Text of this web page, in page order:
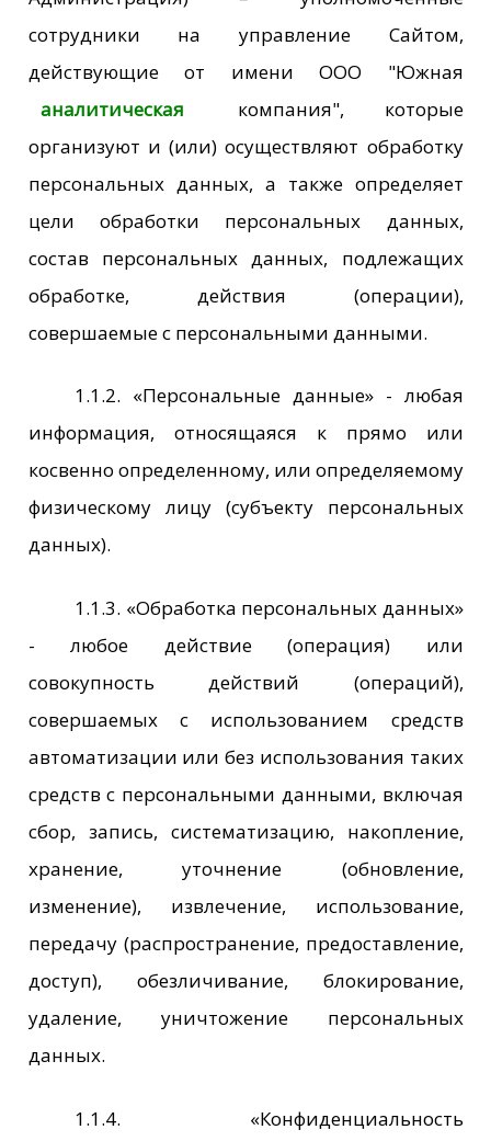
сотрудники на управление Сайтом,
действующие от имени ООО "Южная
аналитическая
компания", которые
организуют и (или) осуществляют обработку
персональных данных, а также определяет
цели обработки персональных данных,
состав персональных данных, подлежащих
обработке, действия (операции),
совершаемые с персональными данными.
1.1.2. «Персональные данные» - любая
информация, относящаяся к прямо или
косвенно определенному, или определяемому
физическому лицу (субъекту персональных
данных).
1.1.3. «Обработка персональных данных»
- любое действие (операция) или
совокупность действий (операций),
совершаемых с использованием средств
автоматизации или без использования таких
средств с персональными данными, включая
сбор, запись, систематизацию, накопление,
хранение, уточнение (обновление,
изменение), извлечение, использование,
передачу (распространение, предоставление,
доступ), обезличивание, блокирование,
удаление, уничтожение персональных
данных.
1.1.4. «Конфиденциальность